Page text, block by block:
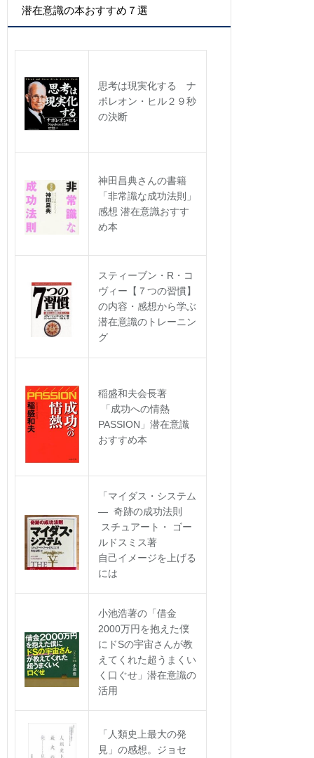
カ
イ
潜在意識の本おすすめ７選
思考は現実化する ナ
ポレオン・ヒル２９秒
の決断
神田昌典さんの書籍
「非常識な成功法則」
感想 潜在意識おすす
め本
スティーブン・R・コ
ヴィー【７つの習慣】
の内容・感想から学ぶ
潜在意識のトレーニン
グ
稲盛和夫会長著
「成功への情熱
PASSION」潜在意識
おすすめ本
「マイダス・システム
― 奇跡の成功法則
スチュアート・ ゴー
ルドスミス著
自己イメージを上げる
には
小池浩著の「借金
2000万円を抱えた僕
にドSの宇宙さんが教
えてくれた超うまくい
く口ぐせ」潜在意識の
活用
「人類史上最大の発
見」の感想。ジョセ